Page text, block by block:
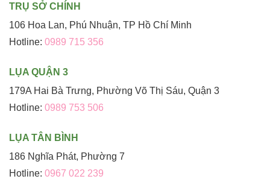
TRỤ SỞ CHÍNH
106 Hoa Lan, Phú Nhuận, TP Hồ Chí Minh
Hotline: 0989 715 356
LỤA QUẬN 3
179A Hai Bà Trưng, Phường Võ Thị Sáu, Quận 3
Hotline: 0989 753 506
LỤA TÂN BÌNH
186 Nghĩa Phát, Phường 7
Hotline: 0967 022 239